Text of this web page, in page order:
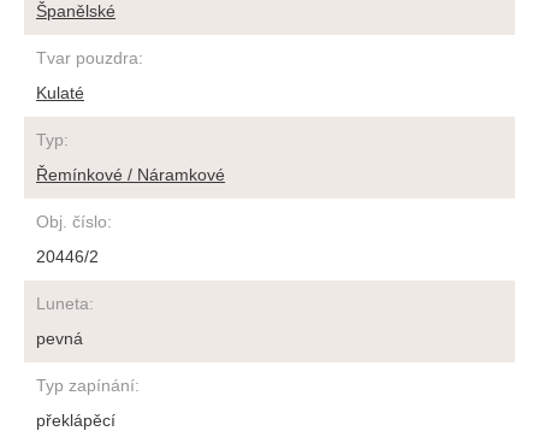
Španělské
Tvar pouzdra:
Kulaté
Typ:
Řemínkové / Náramkové
Obj. číslo:
20446/2
Luneta:
pevná
Typ zapínání:
překlápěcí